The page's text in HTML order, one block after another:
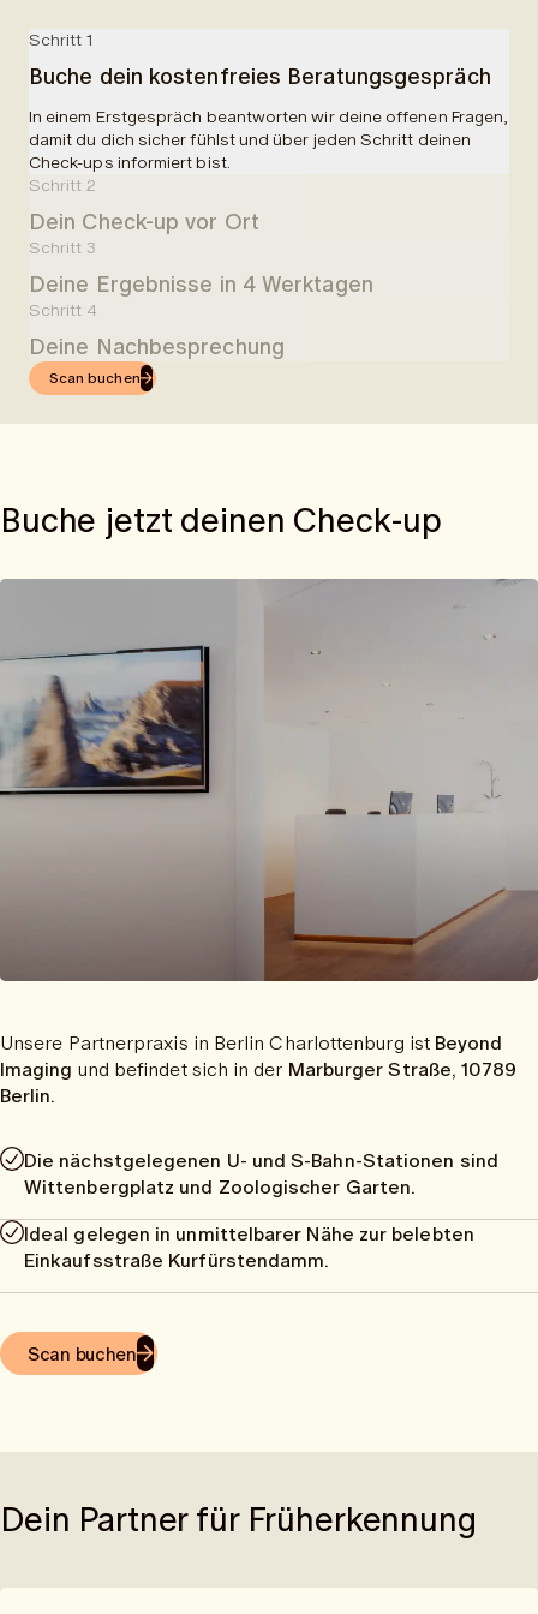
Schritt 1
Buche dein kostenfreies Beratungsgespräch
In einem Erstgespräch beantworten wir deine offenen Fragen,
damit du dich sicher fühlst und über jeden Schritt deinen
Check-ups informiert bist.
Schritt 2
Dein Check-up vor Ort
Untersuchungen aufgeklärt. Dir wird Blut abgenommen und es
erfolgt ein 50-minütiger MRI-Scan. Ingesamt planen wir 90
Schritt 3
Deine Ergebnisse in 4 Werktagen
verständliche Ergebnisse in der App.
Schritt 4
Deine Nachbesprechung
Nachdem du die Ergebnisse per App erhalten hast, kannst du
Scan buchen
Buche jetzt deinen Check-up
Unsere Partnerpraxis in Berlin Charlottenburg ist Beyond
Imaging und befindet sich in der Marburger Straße, 10789
Berlin.
Die nächstgelegenen U- und S-Bahn-Stationen sind
Wittenbergplatz und Zoologischer Garten.
Ideal gelegen in unmittelbarer Nähe zur belebten
Einkaufsstraße Kurfürstendamm.
Scan buchen
Dein Partner für Früherkennung